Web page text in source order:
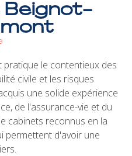
Beignot-
le contentieux des
civile et les risques
une solide expérience
de l'assurance-vie et du
cabinets reconnus en la
permettent d'avoir une